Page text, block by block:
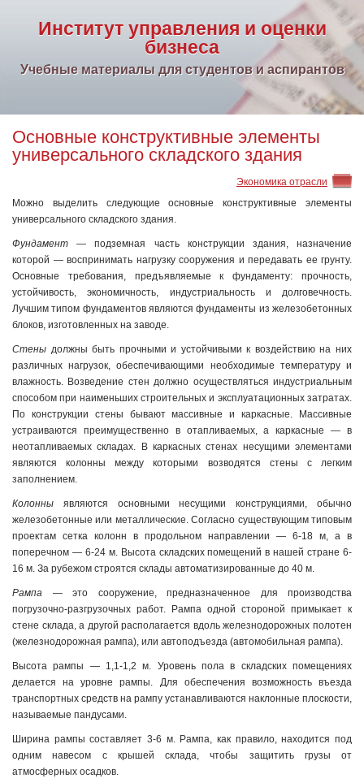
Институт управления и оценки
бизнеса
Учебные материалы для студентов и аспирантов
Основные конструктивные элементы
универсального складского здания
Экономика отрасли
Можно выделить следующие основные конструктивные элементы
универсального складского здания.
Фундамент — подземная часть конструкции здания, назначение
которой — воспринимать нагрузку сооружения и передавать ее грунту.
Основные требования, предъявляемые к фундаменту: прочность,
устойчивость, экономичность, индустриальность и долговечность.
Лучшим типом фундаментов являются фундаменты из железобетонных
блоков, изготовленных на заводе.
Стены должны быть прочными и устойчивыми к воздействию на них
различных нагрузок, обеспечивающими необходимые температуру и
влажность. Возведение стен должно осуществляться индустриальным
способом при наименьших строительных и эксплуатационных затратах.
По конструкции стены бывают массивные и каркасные. Массивные
устраиваются преимущественно в отапливаемых, а каркасные — в
неотапливаемых складах. В каркасных стенах несущими элементами
являются колонны между которыми возводятся стены с легким
заполнением.
Колонны являются основными несущими конструкциями, обычно
железобетонные или металлические. Согласно существующим типовым
проектам сетка колонн в продольном направлении — 6-18 м, а в
поперечном — 6-24 м. Высота складских помещений в нашей стране 6-
16 м. За рубежом строятся склады автоматизированные до 40 м.
Рампа — это сооружение, предназначенное для производства
погрузочно-разгрузочных работ. Рампа одной стороной примыкает к
стене склада, а другой располагается вдоль железнодорожных полотен
(железнодорожная рампа), или автоподъезда (автомобильная рампа).
Высота рампы — 1,1-1,2 м. Уровень пола в складских помещениях
делается на уровне рампы. Для обеспечения возможность въезда
транспортных средств на рампу устанавливаются наклонные плоскости,
называемые пандусами.
Ширина рампы составляет 3-6 м. Рампа, как правило, находится под
одним навесом с крышей склада, чтобы защитить грузы от
атмосферных осадков.